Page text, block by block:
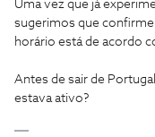
Uma vez que já
sugerimos que
horário está de acordo
Antes de sair de
estava ativo?